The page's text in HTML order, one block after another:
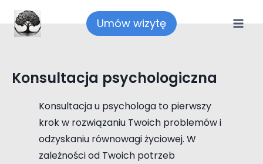
Umów wizytę
Konsultacja psychologiczna seksuologiczna
terapia par terapia uzależnień Piaseczno
Konsultacja psychologiczna
Konsultacja u psychologa to pierwszy
krok w rozwiązaniu Twoich problemów i
odzyskaniu równowagi życiowej. W
zależności od Twoich potrzeb